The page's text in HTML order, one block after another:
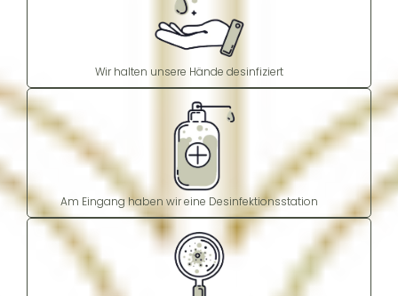
Wir halten unsere Hände desinfiziert
Am Eingang haben wir eine Desinfektionsstation